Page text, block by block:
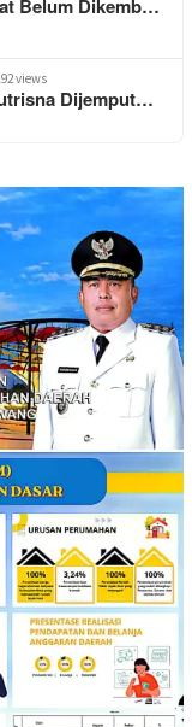
Belum Dikemb…
views
Dijemput…